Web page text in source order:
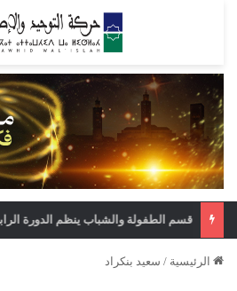
قسم الطفولة والشباب ينظم الدورة
الرئيسية / سعيد بنكراد